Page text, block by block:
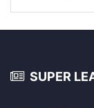
SUPER